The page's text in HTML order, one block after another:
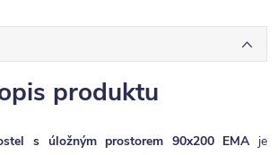
produktu
s úložným prostorem 90x200 EMA je